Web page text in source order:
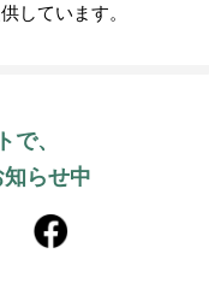
しています。
で、
らせ中